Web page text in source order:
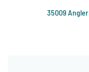
35009 Angler